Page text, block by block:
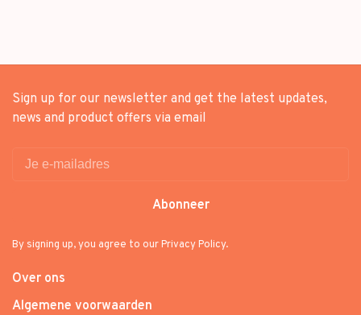
Sign up for our newsletter and get the latest updates,
news and product offers via email
Abonneer
By signing up, you agree to our Privacy Policy.
Over ons
Algemene voorwaarden